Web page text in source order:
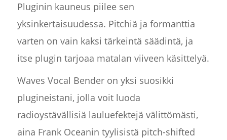
Pluginin kauneus piilee sen
yksinkertaisuudessa. Pitchiä ja formanttia
varten on vain kaksi tärkeintä säädintä, ja
itse plugin tarjoaa matalan viiveen käsittelyä.
Waves Vocal Bender on yksi suosikki
plugineistani, jolla voit luoda
radioystävällisiä lauluefektejä välittömästi,
aina Frank Oceanin tyylisistä pitch-shifted